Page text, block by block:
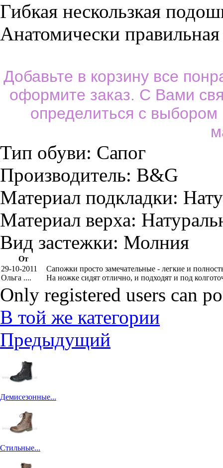
Гибкая нескользкая
Анатомически правильная
Добавьте в корзину все
оформите заказ. С Вами
определиться с
Тип обуви: Сапог
Производитель: B&G
Материал подкладки:
Материал верха:
Вид застежки: Молния
От
29-10-2011
Ольга ....
Сапожки просто замечательные - легкие и
На ножке сидят отлично, и подходят и под
Only registered users can
В той же категории
Предыдущий
Демисезонные...
Стильные...